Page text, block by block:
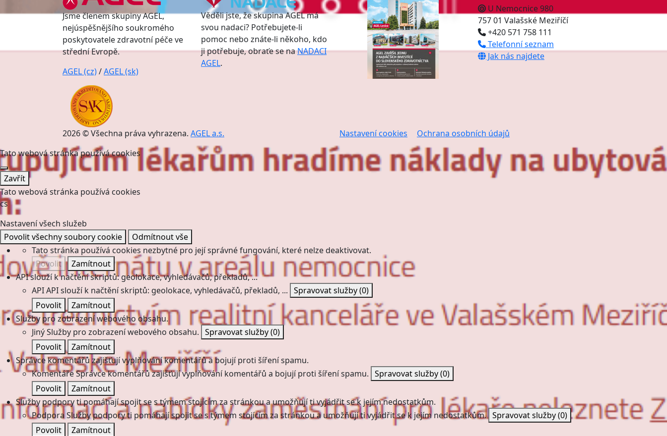
Jsme členem skupiny AGEL,
nejúspěšnějšího soukromého
poskytovatele zdravotní péče ve
střední Evropě.
AGEL (cz)/AGEL (sk)
Věděli jste, že skupina AGEL má
svou nadaci? Potřebujete-li
pomoc nebo znáte-li někoho, kdo
ji potřebuje, obraťe se naNADACI
AGEL.
U Nemocnice 980
757 01 Valašské Meziříčí
+420 571 758 111
Telefonní seznam
Jak nás najdete
2026 © Všechna práva vyhrazena. AGEL a.s. Nastavení cookies Ochrana osobních údajů
Tato webová stránka používá cookies
Zavřít
Tato webová stránka používá cookies
cs
Nastavení všech služeb
Povolit všechny soubory cookie
Odmítnout vše
Tato stránka používá cookies nezbytné pro její správné fungování, které nelze deaktivovat.
Povolit
Zamítnout
API slouží k načtění skriptů: geolokace, vyhledávačů, překladů, ...
APIAPI slouží k načtění skriptů: geolokace, vyhledávačů, překladů, ... Spravovat služby(0)
Povolit
Zamítnout
Služby pro zobrazení webového obsahu.
JinýSlužby pro zobrazení webového obsahu. Spravovat služby(0)
Povolit
Zamítnout
Správce komentářů zajišťují vyplňování komentářů a bojují proti šíření spamu.
KomentářeSprávce komentářů zajišťují vyplňování komentářů a bojují proti šíření spamu. Spravovat služby(0)
Povolit
Zamítnout
Služby podpory ti pomáhají spojit se s týmem stojícím za stránkou a umožňují ti vyjádřit se k jejím nedostatkům.
Podpora Služby podpory ti pomáhají spojit se s týmem stojícím za stránkou a umožňují ti vyjádřit se k jejím nedostatkům. Spravovat služby(0)
Povolit
Zamítnout